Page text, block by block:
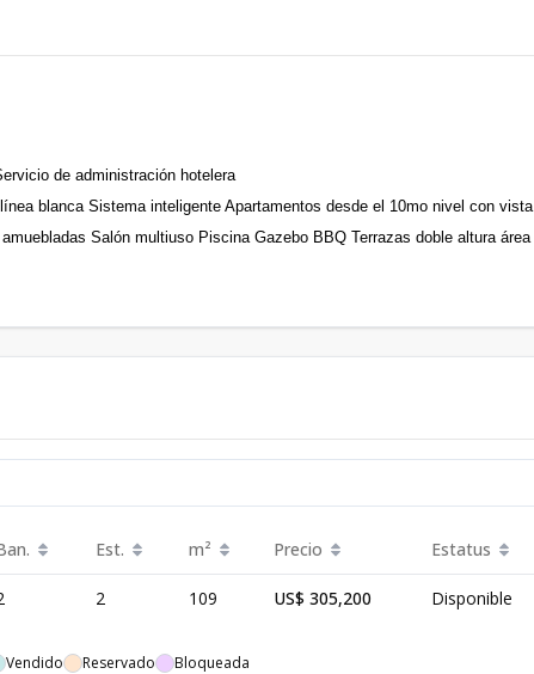
de administración hotelera
blanca Sistema inteligente Apartamentos desde el 10mo nivel con vista
Salón multiuso Piscina Gazebo BBQ Terrazas doble altura área
Est. m² Precio Estatus
2 109 US$ 305,200 Disponible
Vendido Reservado Bloqueada